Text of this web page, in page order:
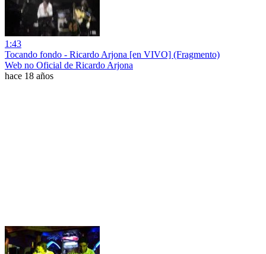
1:43
Tocando fondo - Ricardo Arjona [en VIVO] (Fragmento)
Web no Oficial de Ricardo Arjona
hace 18 años